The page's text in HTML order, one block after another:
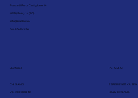
Piazza di Porta Castiglione, 14
40136, Bologna (BO)
info@leanbet.eu
+39 376 210 8166
LEANBET
CHI SIAMO
VALORE PER TE
PERCORSI
ESPERIENZE KAIZEN
LEAN SIX SIGMA